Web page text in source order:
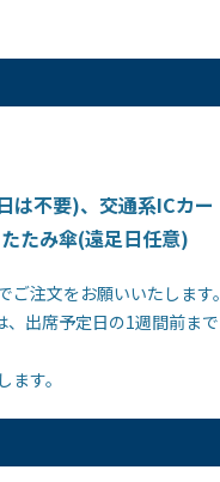
は不要)、交通系ICカー
たみ傘(遠足日任意)
注文をお願いいたします。
出席予定日の1週間前まで
す。